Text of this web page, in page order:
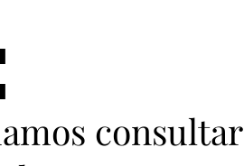
consultar